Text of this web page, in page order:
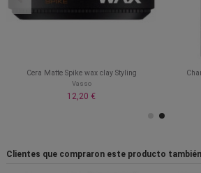
Cera Matte Spike wax clay Styling
Vasso
12,20 €
Clientes que compraron este producto